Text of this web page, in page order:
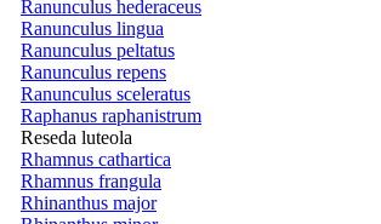
Ranunculus hederaceus
Ranunculus lingua
Ranunculus peltatus
Ranunculus repens
Ranunculus sceleratus
Raphanus raphanistrum
Reseda luteola
Rhamnus cathartica
Rhamnus frangula
Rhinanthus major